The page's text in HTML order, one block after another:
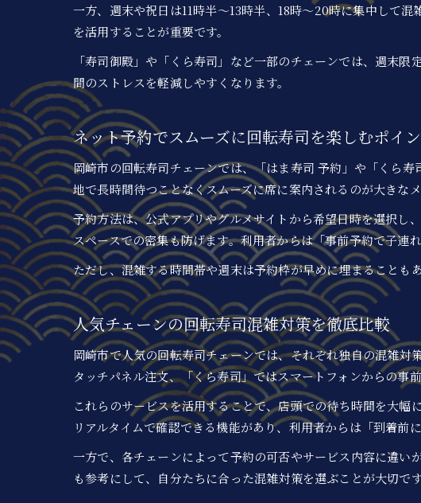
一方、週末や祝日は11時半～13時半、18時～20時に集中して
を活用することが重要です。
「寿司御殿」や「くら寿司」など一部のチェーンでは、週末
間のストレスを軽減しやすくなります。
ネット予約でスムーズに回転寿司を楽しむポイ
岡崎市の回転寿司チェーンでは、「はま寿司 予約」や「くら
地で長時間待つことなくスムーズに席に案内されるのが大きなメ
予約方法は、公式アプリやグルメサイトから希望日時を選択し
スペースでの密集も防げます。利用者からは「事前予約で子連
ただし、混雑する時間帯や週末は予約枠が早めに埋まることも
人気チェーンの回転寿司混雑対策を徹底比較
岡崎市で人気の回転寿司チェーンでは、それぞれ独自の混雑
タッチパネル注文、「くら寿司」ではスマートフォンからの事
これらのサービスを活用することで、店頭での待ち時間を大
リアルタイムで確認できる機能があり、利用者からは「到着前
一方で、各チェーンによって予約の可否やサービス内容に違い
も参考にして、自分たちに合った混雑対策を選ぶことが大切です